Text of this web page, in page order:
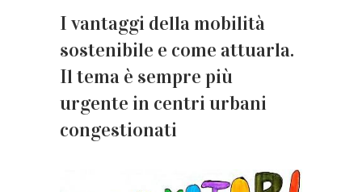
I vantaggi della mobilità
sostenibile e come attuarla.
Il tema è sempre più
urgente in centri urbani
congestionati